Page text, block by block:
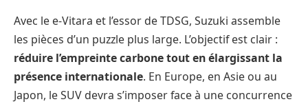
Avec le e-Vitara et l’essor de TDSG, Suzuki assemble
les pièces d’un puzzle plus large. L’objectif est clair :
réduire l’empreinte carbone tout en élargissant la
présence internationale. En Europe, en Asie ou au
Japon, le SUV devra s’imposer face à une concurrence